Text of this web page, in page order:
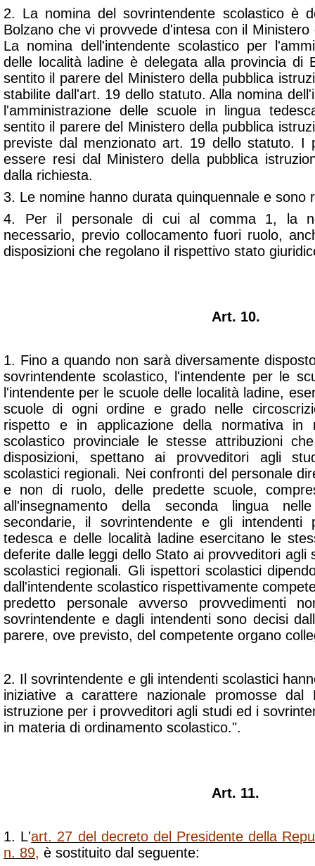
2. La nomina del sovrintendente scolastico è
Bolzano che vi provvede d'intesa con il
La nomina dell'intendente scolastico per
delle località ladine è delegata alla provincia di
sentito il parere del Ministero della pubblica
stabilite dall'art. 19 dello statuto. Alla nomina
l'amministrazione delle scuole in lingua
sentito il parere del Ministero della pubblica
previste dal menzionato art. 19 dello statuto. I
essere resi dal Ministero della pubblica
dalla richiesta.
3. Le nomine hanno durata quinquennale e sono
4. Per il personale di cui al comma 1, la
necessario, previo collocamento fuori ruolo,
disposizioni che regolano il rispettivo stato
Art. 10.
1. Fino a quando non sarà diversamente
sovrintendente scolastico, l'intendente per le
l'intendente per le scuole delle località ladine,
scuole di ogni ordine e grado nelle
rispetto e in applicazione della normativa in
scolastico provinciale le stesse attribuzioni
disposizioni, spettano ai provveditori agli
scolastici regionali. Nei confronti del personale
e non di ruolo, delle predette scuole,
all'insegnamento della seconda lingua
secondarie, il sovrintendente e gli
tedesca e delle località ladine esercitano le
deferite dalle leggi dello Stato ai provveditori agli
scolastici regionali. Gli ispettori scolastici
dall'intendente scolastico rispettivamente
predetto personale avverso provvedimenti
sovrintendente e dagli intendenti sono decisi
parere, ove previsto, del competente organo
2. Il sovrintendente e gli intendenti scolastici
iniziative a carattere nazionale promosse dal
istruzione per i provveditori agli studi ed i
in materia di ordinamento scolastico.".
Art. 11.
1. L'art. 27 del decreto del Presidente della
n. 89, è sostituito dal seguente: